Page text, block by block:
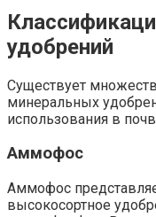
удобрений
Существует
минеральных
использования в
Аммофос
Аммофос
высокосортное